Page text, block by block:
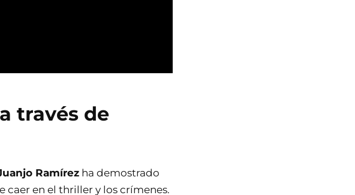
través de
Ramírez ha demostrado
caer en el thriller y los crímenes.